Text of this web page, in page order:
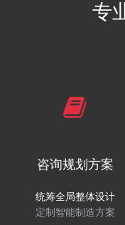
专
咨询规划方案
统筹全局整体设计
定制智能制造方案